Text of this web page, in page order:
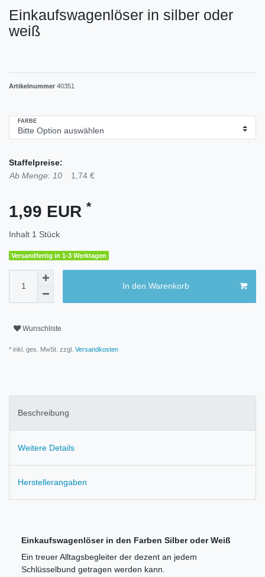
Einkaufswagenlöser in silber oder
weiß
Artikelnummer 40351
FARBE
Staffelpreise:
Ab Menge: 10
1,74 €
1,99 EUR *
Inhalt 1 Stück
Versandfertig in 1-3 Werktagen
In den Warenkorb
Wunschliste
* inkl. ges. MwSt. zzgl. Versandkosten
Beschreibung
Weitere Details
Herstellerangaben
Einkaufswagenlöser in den Farben Silber oder Weiß
Ein treuer Alltagsbegleiter der dezent an jedem
Schlüsselbund getragen werden kann.